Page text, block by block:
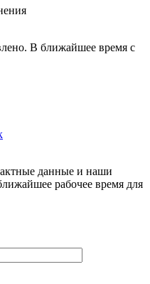
В ближайшее время с
данные и наши
рабочее время для